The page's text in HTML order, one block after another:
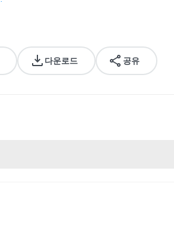
다운로드 공유